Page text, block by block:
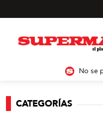
No se
CATEGORÍAS